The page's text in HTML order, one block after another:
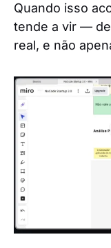
Quando isso
tende a vir —
real, e não